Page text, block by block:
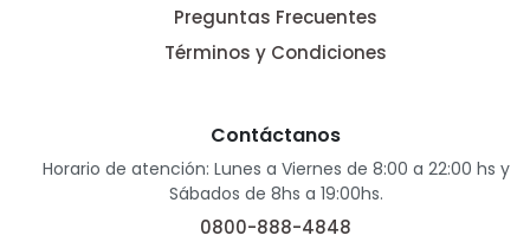
Preguntas Frecuentes
Términos y Condiciones
Contáctanos
Horario de atención: Lunes a Viernes de 8:00 a 22:00 hs y
Sábados de 8hs a 19:00hs.
0800-888-4848